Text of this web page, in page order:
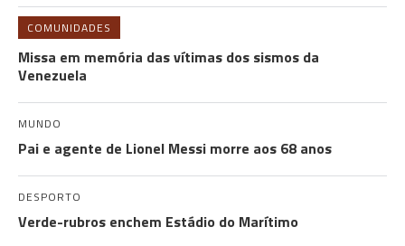
COMUNIDADES
Missa em memória das vítimas dos sismos da
Venezuela
MUNDO
Pai e agente de Lionel Messi morre aos 68 anos
DESPORTO
Verde-rubros enchem Estádio do Marítimo